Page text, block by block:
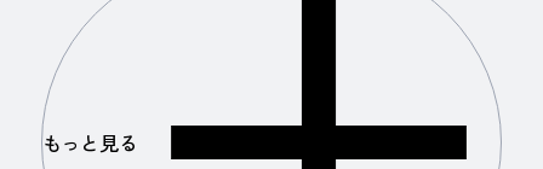
もっと見る